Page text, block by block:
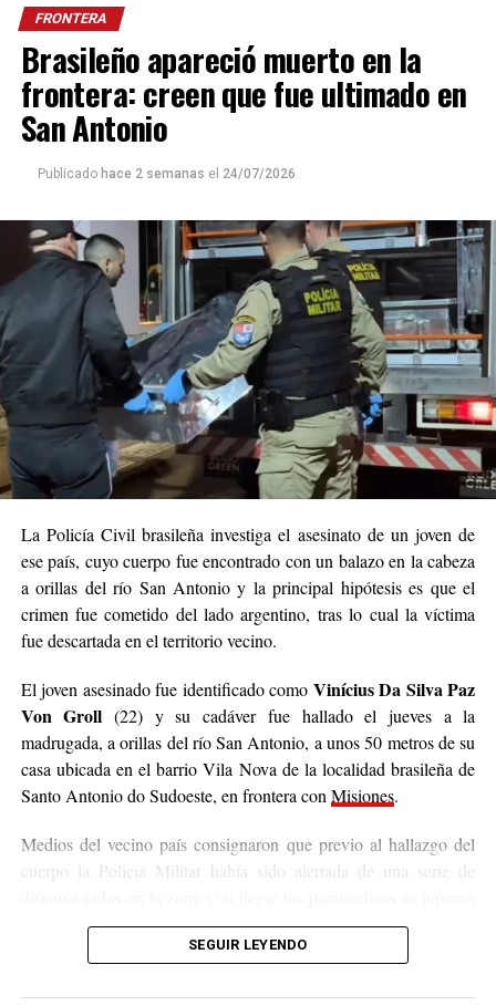
FRONTERA
Brasileño apareció muerto en la
frontera: creen que fue ultimado en
San Antonio
Publicado hace 2 semanas el 24/07/2026
La Policía Civil brasileña investiga el asesinato de un joven de
ese país, cuyo cuerpo fue encontrado con un balazo en la cabeza
a orillas del río San Antonio y la principal hipótesis es que el
crimen fue cometido del lado argentino, tras lo cual la víctima
fue descartada en el territorio vecino.
El joven asesinado fue identificado como Vinícius Da Silva Paz
Von Groll (22) y su cadáver fue hallado el jueves a la
madrugada, a orillas del río San Antonio, a unos 50 metros de su
casa ubicada en el barrio Vila Nova de la localidad brasileña de
Santo Antonio do Sudoeste, en frontera conMisiones.
Medios del vecino país consignaron que previo al hallazgo del
cuerpo la Policía Militar había sido alertada de una serie de
con la víctima.
herida de bala en la cabezay los peritos que trabajaron en la
SEGUIR LEYENDO